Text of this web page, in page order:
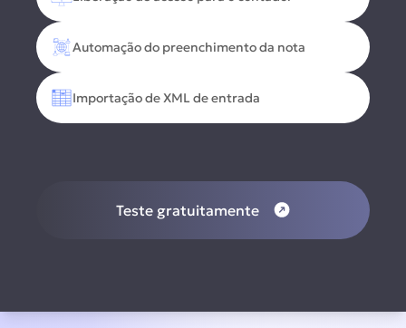
Automação do preenchimento da nota
Importação de XML de entrada
Teste gratuitamente